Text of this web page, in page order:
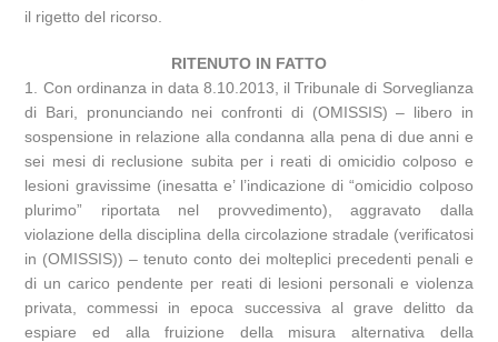
il rigetto del ricorso.
RITENUTO IN FATTO
1. Con ordinanza in data 8.10.2013, il Tribunale di Sorveglianza
di Bari, pronunciando nei confronti di (OMISSIS) – libero in
sospensione in relazione alla condanna alla pena di due anni e
sei mesi di reclusione subita per i reati di omicidio colposo e
lesioni gravissime (inesatta e’ l’indicazione di “omicidio colposo
plurimo” riportata nel provvedimento), aggravato dalla
violazione della disciplina della circolazione stradale (verificatosi
in (OMISSIS)) – tenuto conto dei molteplici precedenti penali e
di un carico pendente per reati di lesioni personali e violenza
privata, commessi in epoca successiva al grave delitto da
espiare ed alla fruizione della misura alternativa della